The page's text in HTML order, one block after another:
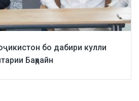
бо дабири кулли
Баҳрайн